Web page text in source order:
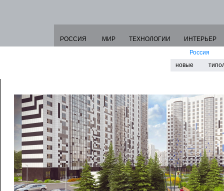
РОССИЯ МИР ТЕХНОЛОГИИ
ИНТЕРЬЕР
Россия
новые